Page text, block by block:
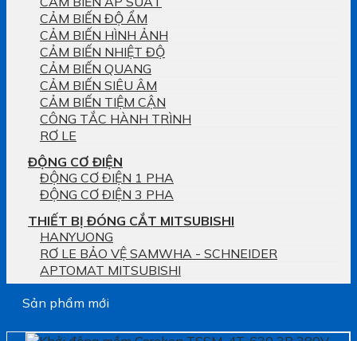
CẢM BIẾN ĐỘ ẨM
CẢM BIẾN HÌNH ẢNH
CẢM BIẾN NHIỆT ĐỘ
CẢM BIẾN QUANG
CẢM BIẾN SIÊU ÂM
CẢM BIẾN TIỆM CẬN
CÔNG TẮC HÀNH TRÌNH
RƠ LE
ĐỘNG CƠ ĐIỆN
ĐỘNG CƠ ĐIỆN 1 PHA
ĐỘNG CƠ ĐIỆN 3 PHA
THIẾT BỊ ĐÓNG CẮT MITSUBISHI
HANYUONG
RƠ LE BẢO VỆ SAMWHA - SCHNEIDER
APTOMAT MITSUBISHI
Sản phẩm mới